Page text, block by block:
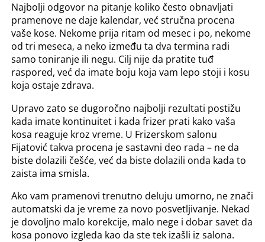
Najbolji odgovor na pitanje koliko često obnavljati
pramenove ne daje kalendar, već stručna procena
vaše kose. Nekome prija ritam od mesec i po, nekome
od tri meseca, a neko između ta dva termina radi
samo toniranje ili negu. Cilj nije da pratite tuđ
raspored, već da imate boju koja vam lepo stoji i kosu
koja ostaje zdrava.
Upravo zato se dugoročno najbolji rezultati postižu
kada imate kontinuitet i kada frizer prati kako vaša
kosa reaguje kroz vreme. U Frizerskom salonu
Fijatović takva procena je sastavni deo rada – ne da
biste dolazili češće, već da biste dolazili onda kada to
zaista ima smisla.
Ako vam pramenovi trenutno deluju umorno, ne znači
automatski da je vreme za novo posvetljivanje. Nekad
je dovoljno malo korekcije, malo nege i dobar savet da
kosa ponovo izgleda kao da ste tek izašli iz salona.